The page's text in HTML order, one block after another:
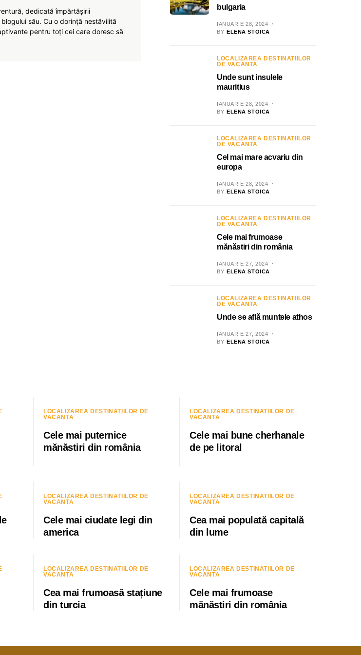
dedicată împărtășirii
său. Cu o dorință nestăvilită
pentru toți cei care doresc să
bulgaria
IANUARIE 28, 2024
BY ELENA STOICA
LOCALIZAREA DESTINATIILOR
DE VACANTA
Unde sunt insulele
mauritius
IANUARIE 28, 2024
BY ELENA STOICA
LOCALIZAREA DESTINATIILOR
DE VACANTA
Cel mai mare acvariu din
europa
IANUARIE 28, 2024
BY ELENA STOICA
LOCALIZAREA DESTINATIILOR
DE VACANTA
Cele mai frumoase
mănăstiri din românia
IANUARIE 27, 2024
BY ELENA STOICA
LOCALIZAREA DESTINATIILOR
DE VACANTA
Unde se află muntele athos
IANUARIE 27, 2024
BY ELENA STOICA
LOCALIZAREA DESTINATIILOR DE
VACANTA
Cele mai puternice
mănăstiri din românia
LOCALIZAREA DESTINATIILOR DE
VACANTA
Cele mai bune cherhanale
de pe litoral
LOCALIZAREA DESTINATIILOR DE
VACANTA
Cele mai ciudate legi din
america
LOCALIZAREA DESTINATIILOR DE
VACANTA
Cea mai populată capitală
din lume
LOCALIZAREA DESTINATIILOR DE
VACANTA
Cea mai frumoasă stațiune
din turcia
LOCALIZAREA DESTINATIILOR DE
VACANTA
Cele mai frumoase
mănăstiri din românia